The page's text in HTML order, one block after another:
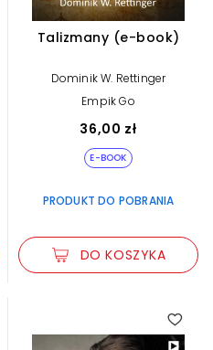
Talizmany (e-book)
Dominik W. Rettinger
Empik Go
36,00 zł
E-BOOK
PRODUKT DO POBRANIA
DO KOSZYKA